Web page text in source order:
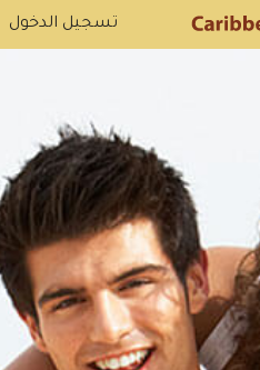
تسجيل الدخول